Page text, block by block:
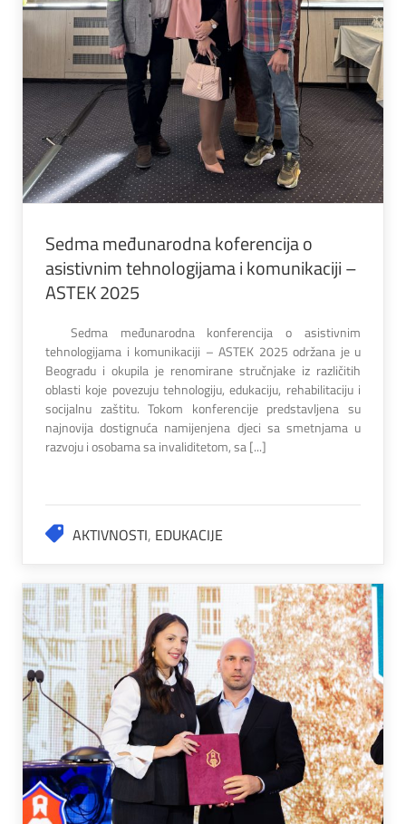
Sedma međunarodna koferencija o
asistivnim tehnologijama i komunikaciji –
ASTEK 2025
Sedma međunarodna konferencija o asistivnim
tehnologijama i komunikaciji – ASTEK 2025 održana je u
Beogradu i okupila je renomirane stručnjake iz različitih
oblasti koje povezuju tehnologiju, edukaciju, rehabilitaciju i
socijalnu zaštitu. Tokom konferencije predstavljena su
najnovija dostignuća namijenjena djeci sa smetnjama u
razvoju i osobama sa invaliditetom, sa [...]
AKTIVNOSTI, EDUKACIJE